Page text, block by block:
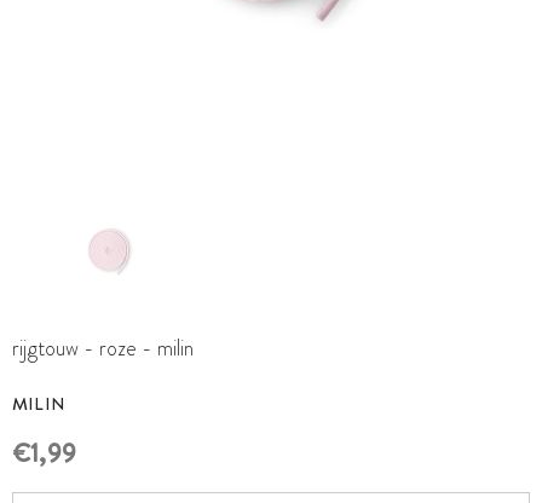
rijgtouw - roze - milin
MILIN
€1,99